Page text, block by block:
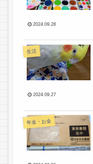
2024.09.28
生活
2024.09.27
年金・お金